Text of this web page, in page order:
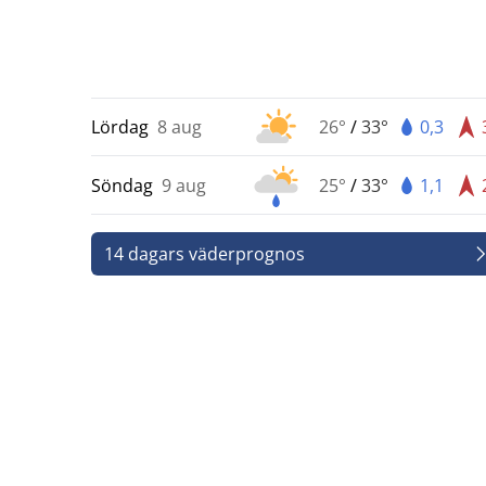
Lördag 8 aug 26° /33° 0,3
Söndag 9 aug 25° /33° 1,1
14 dagars väderprognos